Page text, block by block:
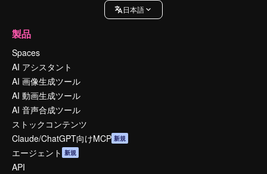
日本語
製品
Spaces
AI アシスタント
AI 画像生成ツール
AI 動画生成ツール
AI 音声合成ツール
ストックコンテンツ
Claude/ChatGPT向けMCP 新規
エージェント 新規
API